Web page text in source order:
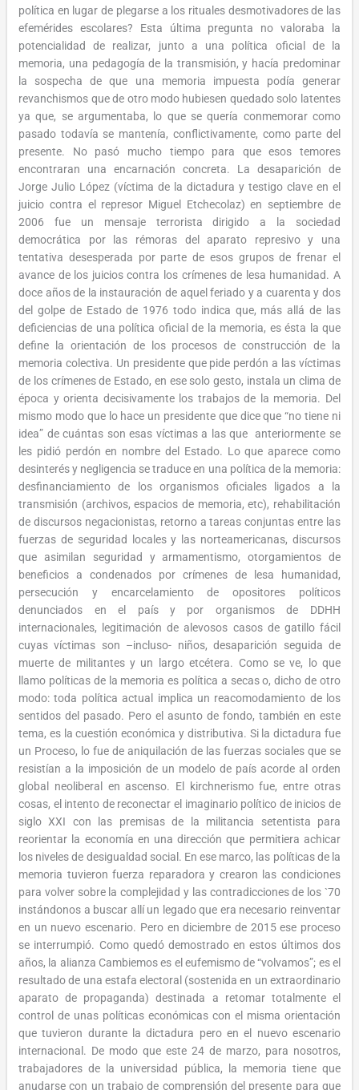
política en lugar de plegarse a los rituales desmotivadores de las
efemérides escolares? Esta última pregunta no valoraba la
potencialidad de realizar, junto a una política oficial de la
memoria, una pedagogía de la transmisión, y hacía predominar
la sospecha de que una memoria impuesta podía generar
revanchismos que de otro modo hubiesen quedado solo latentes
ya que, se argumentaba, lo que se quería conmemorar como
pasado todavía se mantenía, conflictivamente, como parte del
presente. No pasó mucho tiempo para que esos temores
encontraran una encarnación concreta. La desaparición de
Jorge Julio López (víctima de la dictadura y testigo clave en el
juicio contra el represor Miguel Etchecolaz) en septiembre de
2006 fue un mensaje terrorista dirigido a la sociedad
democrática por las rémoras del aparato represivo y una
tentativa desesperada por parte de esos grupos de frenar el
avance de los juicios contra los crímenes de lesa humanidad. A
doce años de la instauración de aquel feriado y a cuarenta y dos
del golpe de Estado de 1976 todo indica que, más allá de las
deficiencias de una política oficial de la memoria, es ésta la que
define la orientación de los procesos de construcción de la
memoria colectiva. Un presidente que pide perdón a las víctimas
de los crímenes de Estado, en ese solo gesto, instala un clima de
época y orienta decisivamente los trabajos de la memoria. Del
mismo modo que lo hace un presidente que dice que “no tiene ni
idea” de cuántas son esas víctimas a las que anteriormente se
les pidió perdón en nombre del Estado. Lo que aparece como
desinterés y negligencia se traduce en una política de la memoria:
desfinanciamiento de los organismos oficiales ligados a la
transmisión (archivos, espacios de memoria, etc), rehabilitación
de discursos negacionistas, retorno a tareas conjuntas entre las
fuerzas de seguridad locales y las norteamericanas, discursos
que asimilan seguridad y armamentismo, otorgamientos de
beneficios a condenados por crímenes de lesa humanidad,
persecución y encarcelamiento de opositores políticos
denunciados en el país y por organismos de DDHH
internacionales, legitimación de alevosos casos de gatillo fácil
cuyas víctimas son –incluso- niños, desaparición seguida de
muerte de militantes y un largo etcétera. Como se ve, lo que
llamo políticas de la memoria es política a secas o, dicho de otro
modo: toda política actual implica un reacomodamiento de los
sentidos del pasado. Pero el asunto de fondo, también en este
tema, es la cuestión económica y distributiva. Si la dictadura fue
un Proceso, lo fue de aniquilación de las fuerzas sociales que se
resistían a la imposición de un modelo de país acorde al orden
global neoliberal en ascenso. El kirchnerismo fue, entre otras
cosas, el intento de reconectar el imaginario político de inicios de
siglo XXI con las premisas de la militancia setentista para
reorientar la economía en una dirección que permitiera achicar
los niveles de desigualdad social. En ese marco, las políticas de la
memoria tuvieron fuerza reparadora y crearon las condiciones
para volver sobre la complejidad y las contradicciones de los `70
instándonos a buscar allí un legado que era necesario reinventar
en un nuevo escenario. Pero en diciembre de 2015 ese proceso
se interrumpió. Como quedó demostrado en estos últimos dos
años, la alianza Cambiemos es el eufemismo de “volvamos”; es el
resultado de una estafa electoral (sostenida en un extraordinario
aparato de propaganda) destinada a retomar totalmente el
control de unas políticas económicas con el misma orientación
que tuvieron durante la dictadura pero en el nuevo escenario
internacional. De modo que este 24 de marzo, para nosotros,
trabajadores de la universidad pública, la memoria tiene que
anudarse con un trabajo de comprensión del presente para que